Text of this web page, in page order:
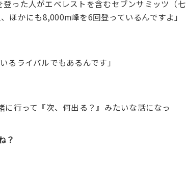
った人がエベレストを含むセブンサミッツ（七
ほかにも8,000m峰を6回登っているんですよ」
るライバルでもあるんです」
に行って『次、何出る？』みたいな話になっ
？